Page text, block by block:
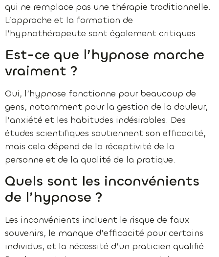
qui ne remplace pas une thérapie traditionnelle.
L’approche et la formation de
l’hypnothérapeute sont également critiques.
Est-ce que l’hypnose marche
vraiment ?
Oui, l’hypnose fonctionne pour beaucoup de
gens, notamment pour la gestion de la douleur,
l’anxiété et les habitudes indésirables. Des
études scientifiques soutiennent son efficacité,
mais cela dépend de la réceptivité de la
personne et de la qualité de la pratique.
Quels sont les inconvénients
de l’hypnose ?
Les inconvénients incluent le risque de faux
souvenirs, le manque d’efficacité pour certains
individus, et la nécessité d’un praticien qualifié.